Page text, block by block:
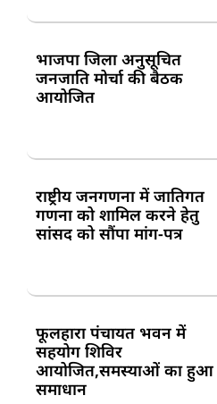
भाजपा जिला अनुसूचित
जनजाति मोर्चा की बैठक
आयोजित
राष्ट्रीय जनगणना में जातिगत
गणना को शामिल करने हेतु
सांसद को सौंपा मांग-पत्र
फूलहारा पंचायत भवन में
सहयोग शिविर
आयोजित,समस्याओं का हुआ
समाधान